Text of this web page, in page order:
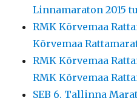
Linnamaraton 2015
RMK Kõrvemaa
Kõrvemaa
RMK Kõrvemaa
RMK Kõrvemaa
SEB 6. Tallinna